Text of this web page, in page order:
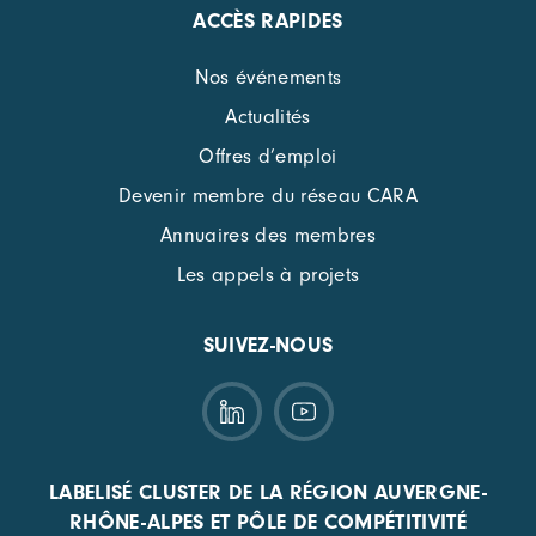
ACCÈS RAPIDES
Nos événements
Actualités
Offres d’emploi
Devenir membre du réseau CARA
Annuaires des membres
Les appels à projets
SUIVEZ-NOUS
LABELISÉ CLUSTER DE LA RÉGION AUVERGNE-
RHÔNE-ALPES ET PÔLE DE COMPÉTITIVITÉ